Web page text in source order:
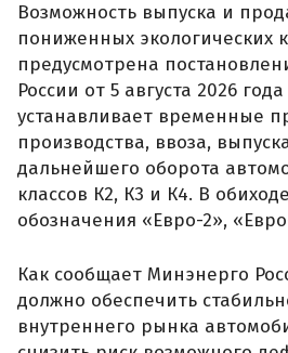
Возможность выпуска и
пониженных экологических
предусмотрена
России от 5 августа 2026
устанавливает временные
производства, ввоза,
дальнейшего оборота
классов К2, К3 и К4. В
обозначения «Евро-2»,
Как сообщает Минэнерго
должно обеспечить
внутреннего рынка